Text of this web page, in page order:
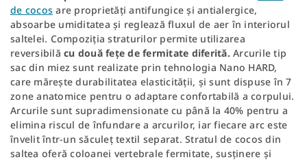
de cocos are proprietăți antifungice și antialergice,
absoarbe umiditatea și reglează fluxul de aer în interiorul
saltelei. Compoziția straturilor permite utilizarea
reversibilă cu două fețe de fermitate diferită. Arcurile tip
sac din miez sunt realizate prin tehnologia Nano HARD,
care mărește durabilitatea elasticității, și sunt dispuse în 7
zone anatomice pentru o adaptare confortabilă a corpului.
Arcurile sunt supradimensionate cu până la 40% pentru a
elimina riscul de înfundare a arcurilor, iar fiecare arc este
învelit într-un săculeț textil separat. Stratul de cocos din
saltea oferă coloanei vertebrale fermitate, susținere și